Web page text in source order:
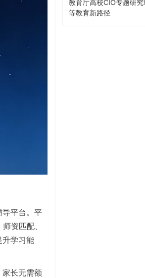
导平台。平
资匹配、
升学习能
家长无需额
教育厅高校CIO专题研
等教育新路径